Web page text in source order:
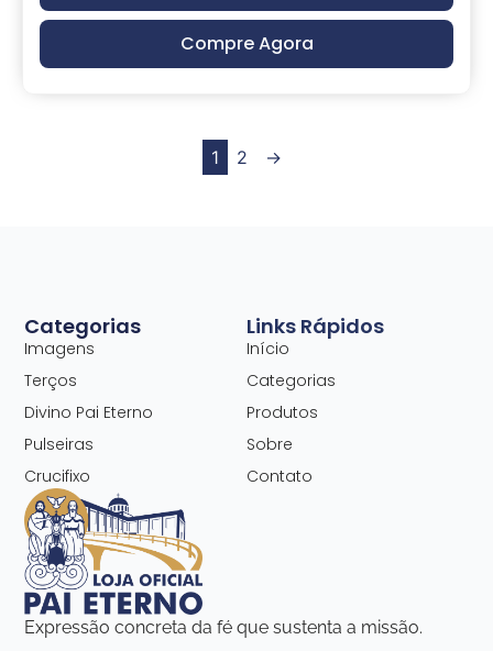
Compre Agora
1 2 →
Expressão concreta da fé que sustenta a missão.
Links Rápidos
Início
Categorias
Produtos
Sobre
Contato
Categorias
Imagens
Terços
Divino Pai Eterno
Pulseiras
Crucifixo